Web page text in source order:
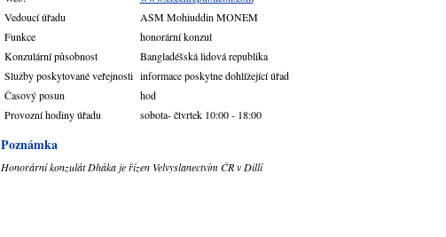
Vedoucí úřadu
ASM Mohiuddin MONEM
Funkce
honorární konzul
Konzulární působnost
Bangladéšská lidová republika
Služby poskytované veřejnosti informace poskytne dohlížející úřad
Časový posun
hod
Provozní hodiny úřadu
sobota- čtvrtek 10:00 - 18:00
Poznámka
Honorární konzulát Dháka je řízen Velvyslanectvím ČR v Dillí